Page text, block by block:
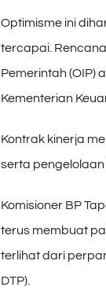
Optimisme ini
tercapai.
Pemerintah (OIP)
Kementerian
Kontrak kinerja
serta
Komisioner BP
terus membuat
terlihat dari
DTP).